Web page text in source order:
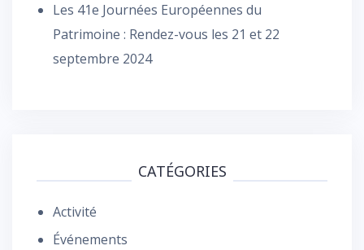
Les 41e Journées Européennes du
Patrimoine : Rendez-vous les 21 et 22
septembre 2024
CATÉGORIES
Activité
Événements